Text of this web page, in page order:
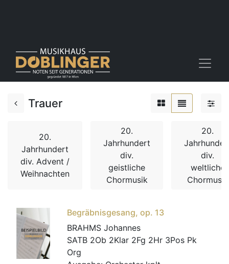
Trauer
20.
Jahrhundert
div. Advent /
Weihnachten
20.
Jahrhundert
div.
geistliche
Chormusik
20.
div.
weltliche
Chormusik
Begräbnisgesang, op. 13
BRAHMS Johannes
SATB 2Ob 2Klar 2Fg 2Hr 3Pos Pk
Org